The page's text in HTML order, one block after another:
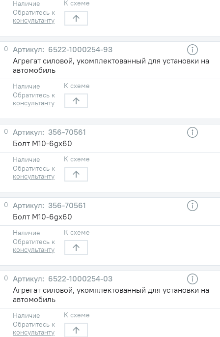
Наличие
Обратитесь к
консультанту
К схеме
0
6522-1000254-93
Агрегат силовой, укомплектованный для установки на
автомобиль
Наличие
Обратитесь к
консультанту
К схеме
0
356-70561
Болт М10-6gх60
Наличие
Обратитесь к
консультанту
К схеме
0
356-70561
Болт М10-6gх60
Наличие
Обратитесь к
консультанту
К схеме
0
6522-1000254-03
Агрегат силовой, укомплектованный для установки на
автомобиль
Наличие
Обратитесь к
консультанту
К схеме